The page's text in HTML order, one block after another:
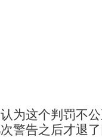
为这个判罚不
警告之后才退